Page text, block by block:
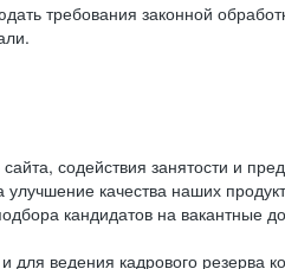
требования законной
содействия занятости и
качества наших
кандидатов на вакантные
ведения кадрового резерва